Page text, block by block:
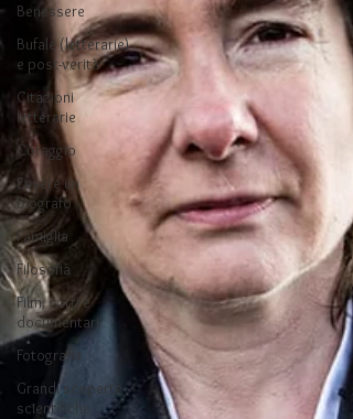
Benessere
Bufale (letterarie)
e post-verità
Citazioni
letterarie
Coraggio
Essere un
biografo
Famiglia
Filosofia
Film, corti e
documentari
Fotografia
Grandi scoperte
scientifiche